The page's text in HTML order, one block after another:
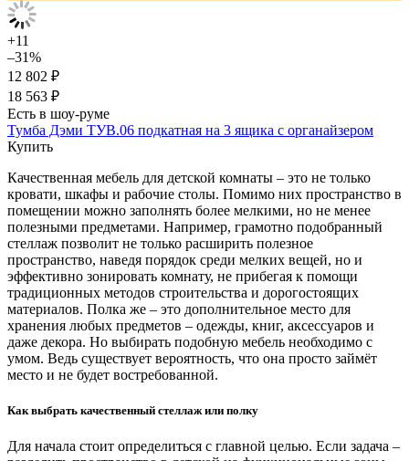
+11
–31%
12 802 ₽
18 563 ₽
Есть в шоу-руме
Тумба Дэми ТУВ.06 подкатная на 3 ящика с органайзером
Купить
Качественная мебель для детской комнаты – это не только
кровати, шкафы и рабочие столы. Помимо них пространство в
помещении можно заполнять более мелкими, но не менее
полезными предметами. Например, грамотно подобранный
стеллаж позволит не только расширить полезное
пространство, наведя порядок среди мелких вещей, но и
эффективно зонировать комнату, не прибегая к помощи
традиционных методов строительства и дорогостоящих
материалов. Полка же – это дополнительное место для
хранения любых предметов – одежды, книг, аксессуаров и
даже декора. Но выбирать подобную мебель необходимо с
умом. Ведь существует вероятность, что она просто займёт
место и не будет востребованной.
Как выбрать качественный стеллаж или полку
Для начала стоит определиться с главной целью. Если задача –